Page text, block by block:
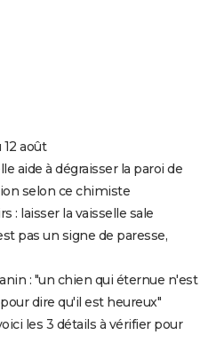
août
aide à dégraisser la paroi de
selon ce chimiste
: laisser la vaisselle sale
pas un signe de paresse,
: "un chien qui éternue n'est
dire qu'il est heureux"
les 3 détails à vérifier pour